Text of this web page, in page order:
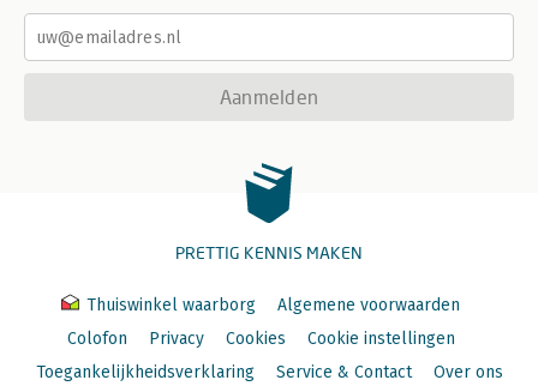
Aanmelden
PRETTIG KENNIS MAKEN
Thuiswinkel waarborg
Algemene voorwaarden
Colofon
Privacy Cookies
Cookie instellingen
Toegankelijkheidsverklaring
Service & Contact Over ons